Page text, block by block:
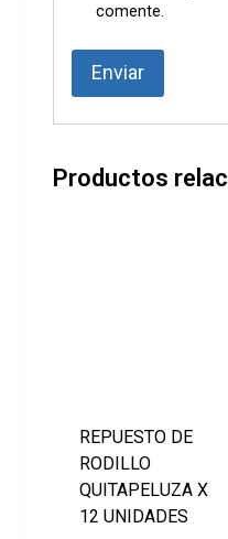
comente.
Productos
REPUESTO DE
RODILLO
QUITAPELUZA X
12 UNIDADES